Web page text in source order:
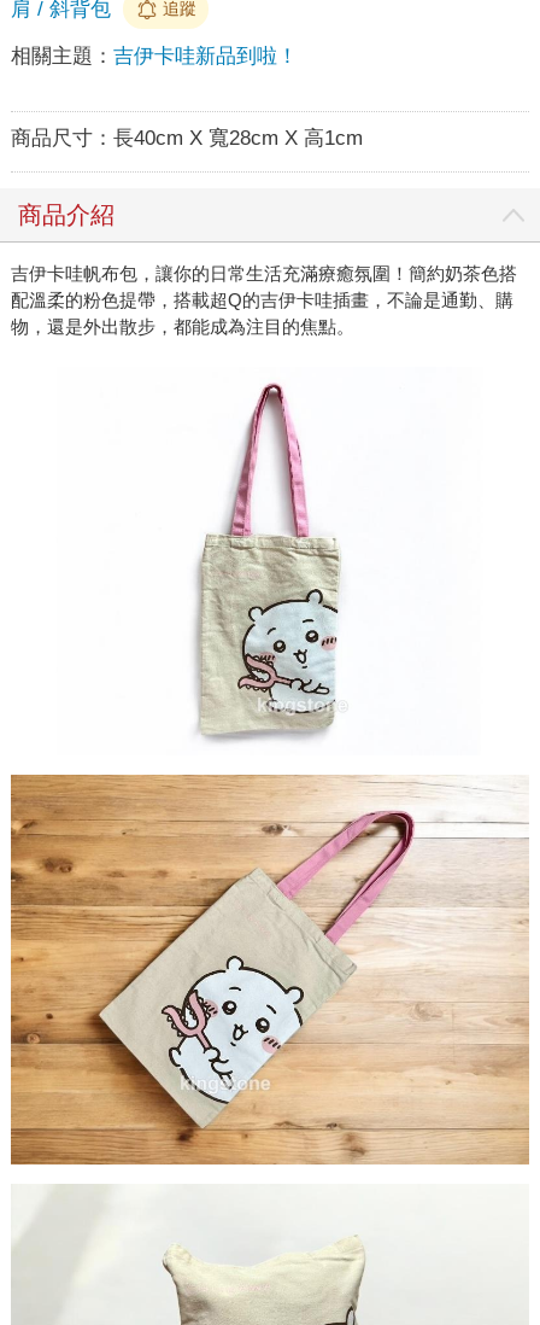
肩 / 斜背包
追蹤
相關主題： 吉伊卡哇新品到啦！
商品尺寸： 長40cm X 寬28cm X 高1cm
商品介紹
吉伊卡哇帆布包，讓你的日常生活充滿療癒氛圍！簡約奶茶色搭
配溫柔的粉色提帶，搭載超Q的吉伊卡哇插畫，不論是通勤、購
物，還是外出散步，都能成為注目的焦點。